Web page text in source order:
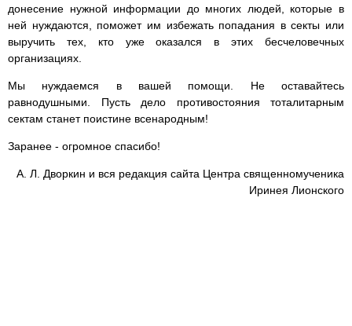
донесение нужной информации до многих людей, которые в
ней нуждаются, поможет им избежать попадания в секты или
выручить тех, кто уже оказался в этих бесчеловечных
организациях.
Мы нуждаемся в вашей помощи. Не оставайтесь
равнодушными. Пусть дело противостояния тоталитарным
сектам станет поистине всенародным!
Заранее - огромное спасибо!
А. Л. Дворкин и вся редакция сайта Центра священномученика
Иринея Лионского